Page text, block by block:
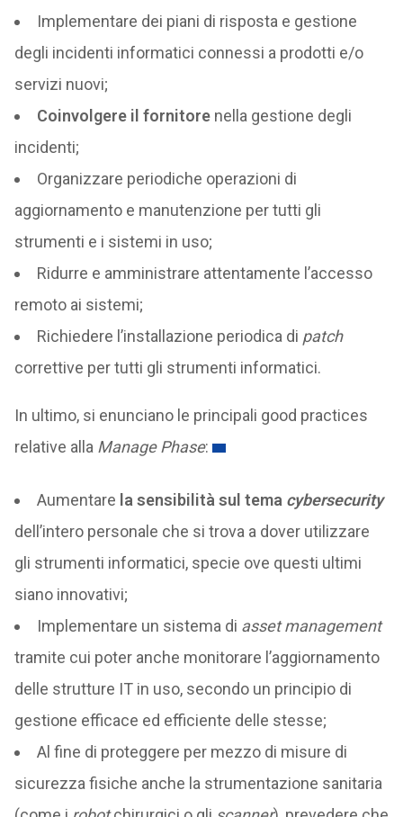
Implementare dei piani di risposta e gestione
degli incidenti informatici connessi a prodotti e/o
servizi nuovi;
Coinvolgere il fornitorenella gestione degli
incidenti;
Organizzare periodiche operazioni di
aggiornamento e manutenzione per tutti gli
strumenti e i sistemi in uso;
Ridurre e amministrare attentamente l’accesso
remoto ai sistemi;
Richiedere l’installazione periodica di patch
correttive per tutti gli strumenti informatici.
In ultimo, si enunciano le principali good practices
relative alla Manage Phase:
Aumentare la sensibilità sul tema cybersecurity
dell’intero personale che si trova a dover utilizzare
gli strumenti informatici, specie ove questi ultimi
siano innovativi;
Implementare un sistema di asset management
tramite cui poter anche monitorare l’aggiornamento
delle strutture IT in uso, secondo un principio di
gestione efficace ed efficiente delle stesse;
Al fine di proteggere per mezzo di misure di
sicurezza fisiche anche la strumentazione sanitaria